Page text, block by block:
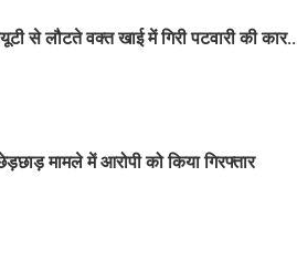
से लौटते वक्त खाई में गिरी पटवारी की
मामले में आरोपी को किया गिरफ्तार